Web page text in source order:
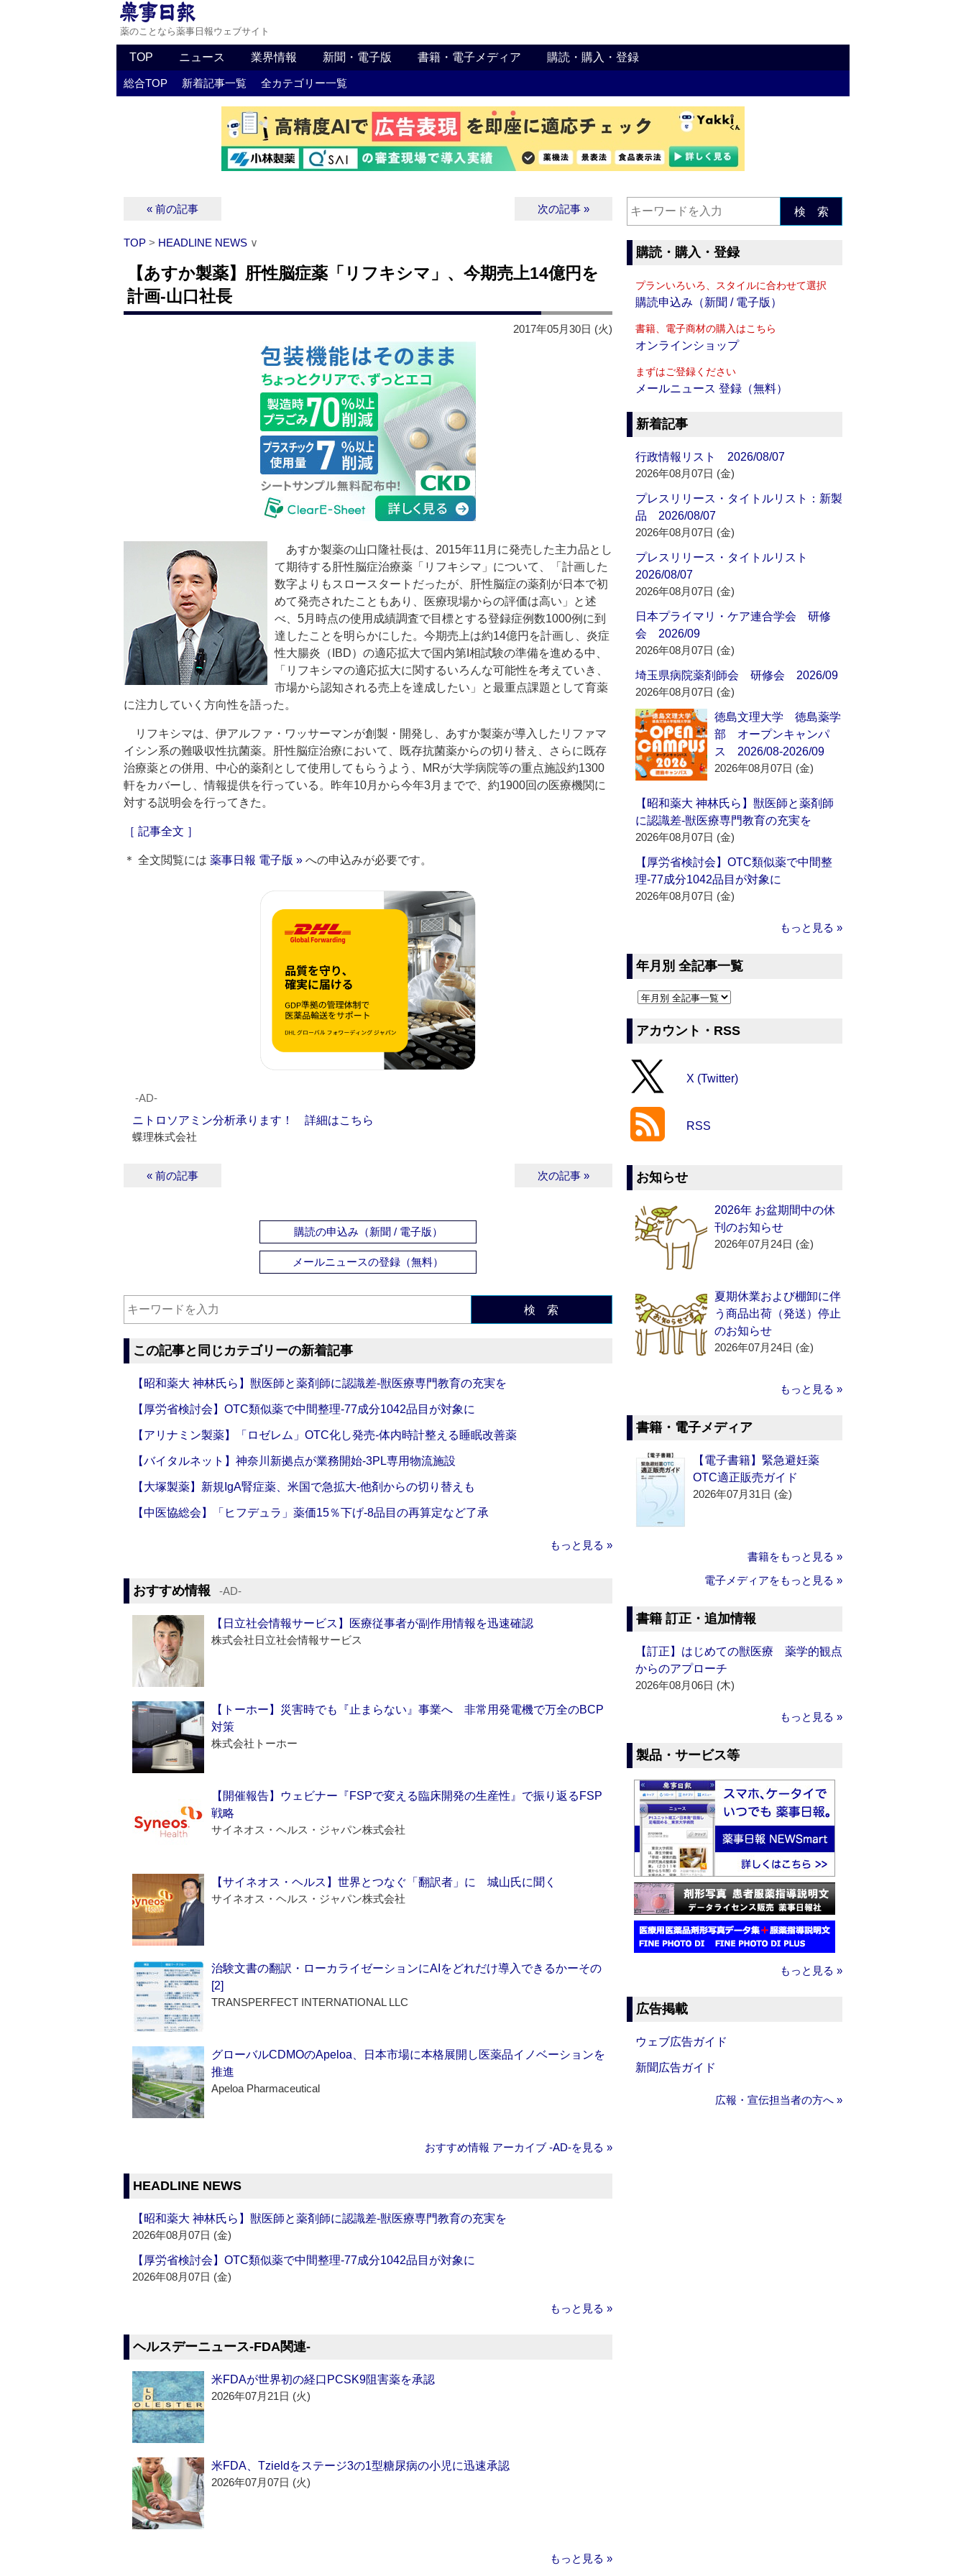
薬のことなら薬事日報ウェブサイト
TOP ニュース 業界情報 新聞・電子版 書籍・電子メディア 購読・購入・登録
総合TOP 新着記事一覧 全カテゴリー一覧
« 前の記事 次の記事 »
TOP > HEADLINE NEWS ∨
【あすか製薬】肝性脳症薬「リフキシマ」、今期売上14億円を
計画‐山口社長
2017年05月30日 (火)
あすか製薬の山口隆社長は、2015年11月に発売した主力品とし
て期待する肝性脳症治療薬「リフキシマ」について、「計画した
数字よりもスロースタートだったが、肝性脳症の薬剤が日本で初
めて発売されたこともあり、医療現場からの評価は高い」と述
べ、5月時点の使用成績調査で目標とする登録症例数1000例に到
達したことを明らかにした。今期売上は約14億円を計画し、炎症
性大腸炎（IBD）の適応拡大で国内第I相試験の準備を進める中、
「リフキシマの適応拡大に関するいろんな可能性を考えていき、
市場から認知される売上を達成したい」と最重点課題として育薬
に注力していく方向性を語った。
リフキシマは、伊アルファ・ワッサーマンが創製・開発し、あすか製薬が導入したリファマ
イシン系の難吸収性抗菌薬。肝性脳症治療において、既存抗菌薬からの切り替え、さらに既存
治療薬との併用、中心的薬剤として使用してもらうよう、MRが大学病院等の重点施設約1300
軒をカバーし、情報提供を行っている。昨年10月から今年3月までで、約1900回の医療機関に
対する説明会を行ってきた。
［ 記事全文 ］
＊ 全文閲覧には 薬事日報 電子版 » への申込みが必要です。
‐AD‐
ニトロソアミン分析承ります！ 詳細はこちら
蝶理株式会社
« 前の記事 次の記事 »
購読の申込み（新聞 / 電子版）
メールニュースの登録（無料）
検 索
この記事と同じカテゴリーの新着記事
【昭和薬大 神林氏ら】獣医師と薬剤師に認識差‐獣医療専門教育の充実を
【厚労省検討会】OTC類似薬で中間整理‐77成分1042品目が対象に
【アリナミン製薬】「ロゼレム」OTC化し発売‐体内時計整える睡眠改善薬
【バイタルネット】神奈川新拠点が業務開始‐3PL専用物流施設
【大塚製薬】新規IgA腎症薬、米国で急拡大‐他剤からの切り替えも
【中医協総会】「ヒフデュラ」薬価15％下げ‐8品目の再算定など了承
もっと見る »
おすすめ情報 ‐AD‐
【日立社会情報サービス】医療従事者が副作用情報を迅速確認
株式会社日立社会情報サービス
【トーホー】災害時でも『止まらない』事業へ 非常用発電機で万全のBCP
対策
株式会社トーホー
【開催報告】ウェビナー『FSPで変える臨床開発の生産性』で振り返るFSP
戦略
サイネオス・ヘルス・ジャパン株式会社
【サイネオス・ヘルス】世界とつなぐ「翻訳者」に 城山氏に聞く
サイネオス・ヘルス・ジャパン株式会社
治験文書の翻訳・ローカライゼーションにAIをどれだけ導入できるかーその
[2]
TRANSPERFECT INTERNATIONAL LLC
グローバルCDMOのApeloa、日本市場に本格展開し医薬品イノベーションを
推進
Apeloa Pharmaceutical
おすすめ情報 アーカイブ ‐AD‐を見る »
HEADLINE NEWS
【昭和薬大 神林氏ら】獣医師と薬剤師に認識差‐獣医療専門教育の充実を
2026年08月07日 (金)
【厚労省検討会】OTC類似薬で中間整理‐77成分1042品目が対象に
2026年08月07日 (金)
もっと見る »
ヘルスデーニュース‐FDA関連‐
米FDAが世界初の経口PCSK9阻害薬を承認
2026年07月21日 (火)
米FDA、Tzieldをステージ3の1型糖尿病の小児に迅速承認
2026年07月07日 (火)
もっと見る »
検 索
購読・購入・登録
プランいろいろ、スタイルに合わせて選択
購読申込み（新聞 / 電子版）
書籍、電子商材の購入はこちら
オンラインショップ
まずはご登録ください
メールニュース 登録（無料）
新着記事
行政情報リスト 2026/08/07
2026年08月07日 (金)
プレスリリース・タイトルリスト：新製
品 2026/08/07
2026年08月07日 (金)
プレスリリース・タイトルリスト
2026/08/07
2026年08月07日 (金)
日本プライマリ・ケア連合学会 研修
会 2026/09
2026年08月07日 (金)
埼玉県病院薬剤師会 研修会 2026/09
2026年08月07日 (金)
徳島文理大学 徳島薬学
部 オープンキャンパ
ス 2026/08-2026/09
2026年08月07日 (金)
【昭和薬大 神林氏ら】獣医師と薬剤師
に認識差‐獣医療専門教育の充実を
2026年08月07日 (金)
【厚労省検討会】OTC類似薬で中間整
理‐77成分1042品目が対象に
2026年08月07日 (金)
もっと見る »
年月別 全記事一覧
アカウント・RSS
X (Twitter)
RSS
お知らせ
2026年 お盆期間中の休
刊のお知らせ
2026年07月24日 (金)
夏期休業および棚卸に伴
う商品出荷（発送）停止
のお知らせ
2026年07月24日 (金)
もっと見る »
書籍・電子メディア
【電子書籍】緊急避妊薬
OTC適正販売ガイド
2026年07月31日 (金)
書籍をもっと見る »
電子メディアをもっと見る »
書籍 訂正・追加情報
【訂正】はじめての獣医療 薬学的観点
からのアプローチ
2026年08月06日 (木)
もっと見る »
製品・サービス等
もっと見る »
広告掲載
ウェブ広告ガイド
新聞広告ガイド
広報・宣伝担当者の方へ »